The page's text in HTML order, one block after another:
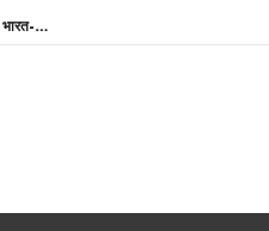
‘मेरे मित्र, धन्यवाद’ : नेतन्याहू ने पीएम मोदी का जताया आभार, भारत-इजराइल रिश्ते मजबूत करने पर जोर